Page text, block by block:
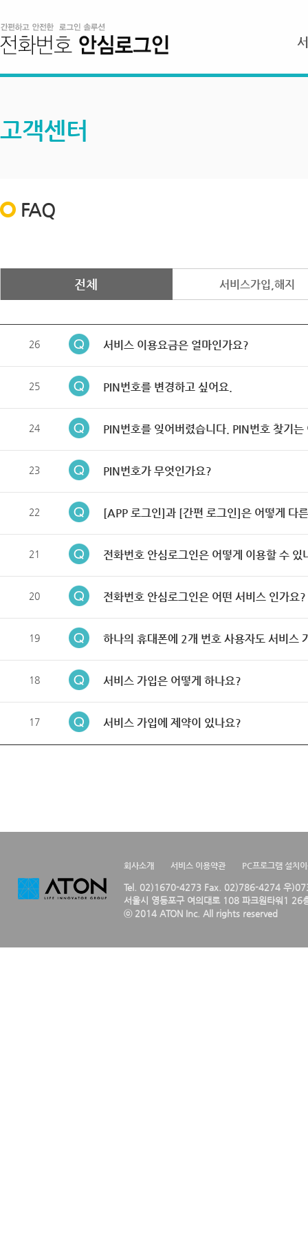
고객센터
FAQ
전체 서비스가입,해지
26 서비스 이용요금은 얼마인가요?
25 PIN번호를 변경하고 싶어요.
24 PIN번호를 잊어버렸습니다. PIN번호 찾기는
23 PIN번호가 무엇인가요?
22 [APP 로그인]과 [간편 로그인]은 어떻게 다
21 전화번호 안심로그인은 어떻게 이용할 수 있
20 전화번호 안심로그인은 어떤 서비스 인가요?
19 하나의 휴대폰에 2개 번호 사용자도 서비스
18 서비스 가입은 어떻게 하나요?
17 서비스 가입에 제약이 있나요?
회사소개 서비스 이용약관 PC프로그램 설치
Tel. 02)1670-4273 Fax. 02)786-4274 우
서울시 영등포구 여의대로 108 파크원타워1 26
ⓒ 2014 ATON Inc. All rights reserved